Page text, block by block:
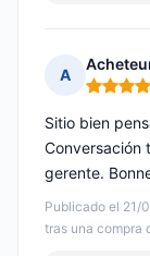
A
Nota: 5
Publicado el 21/
tras una compra
Sitio bien
Conversación
gerente.